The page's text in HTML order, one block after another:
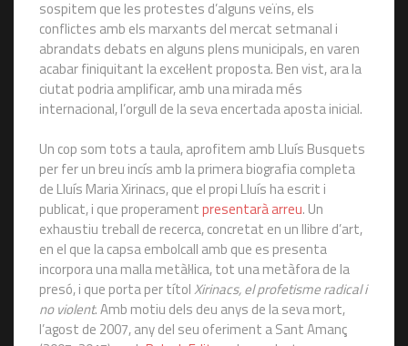
sospitem que les protestes d’alguns veïns, els
conflictes amb els marxants del mercat setmanal i
abrandats debats en alguns plens municipals, en varen
acabar finiquitant la excel·lent proposta. Ben vist, ara la
ciutat podria amplificar, amb una mirada més
internacional, l’orgull de la seva encertada aposta inicial.
Un cop som tots a taula, aprofitem amb Lluís Busquets
per fer un breu incís amb la primera biografia completa
de Lluís Maria Xirinacs, que el propi Lluís ha escrit i
publicat, i que properamentpresentarà arreu. Un
exhaustiu treball de recerca, concretat en un llibre d’art,
en el que la capsa embolcall amb que es presenta
incorpora una malla metàl·lica, tot una metàfora de la
presó, i que porta per títolXirinacs, el profetisme radical i
no violent. Amb motiu dels deu anys de la seva mort,
l’agost de 2007, any del seu oferiment a Sant Amanç